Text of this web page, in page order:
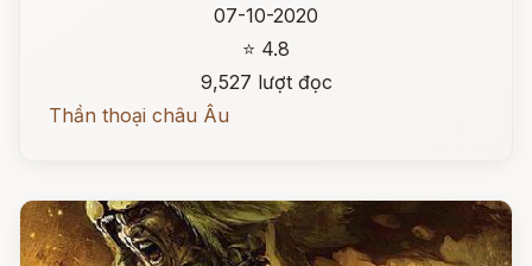
07-10-2020
⭐ 4.8
9,527 lượt đọc
Thần thoại châu Âu